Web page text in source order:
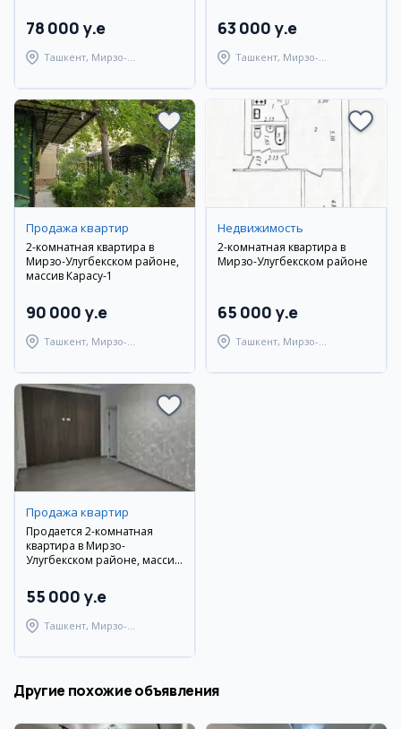
78 000 y.e
Ташкент, Мирзо-
63 000 y.e
Ташкент, Мирзо-
Продажа квартир
2-комнатная квартира в
Мирзо-Улугбекском районе,
массив Карасу-1
90 000 y.e
Ташкент, Мирзо-
Недвижимость
2-комнатная квартира в
Мирзо-Улугбекском районе
65 000 y.e
Ташкент, Мирзо-
Продажа квартир
Продается 2-комнатная
квартира в Мирзо-
Улугбекском районе, массив
55 000 y.e
Ташкент, Мирзо-
Другие похожие объявления